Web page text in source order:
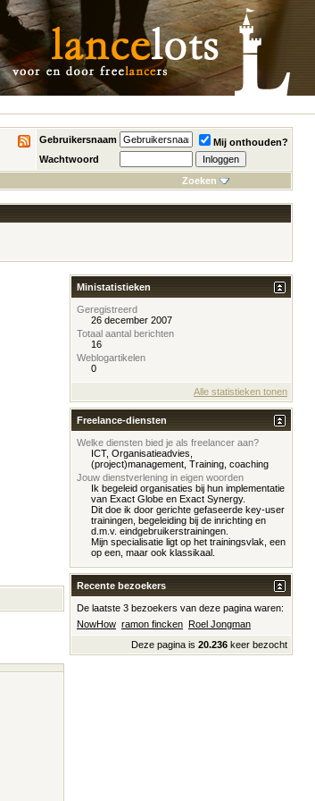
Gebruikersnaam
Mij onthouden?
Wachtwoord
Zoeken
Ministatistieken
Geregistreerd
26 december 2007
Totaal aantal berichten
16
Weblogartikelen
0
Alle statistieken tonen
Freelance-diensten
Welke diensten bied je als freelancer aan?
ICT, Organisatieadvies,
(project)management, Training, coaching
Jouw dienstverlening in eigen woorden
Ik begeleid organisaties bij hun implementatie
van Exact Globe en Exact Synergy.
Dit doe ik door gerichte gefaseerde key-user
trainingen, begeleiding bij de inrichting en
d.m.v. eindgebruikerstrainingen.
Mijn specialisatie ligt op het trainingsvlak, een
op een, maar ook klassikaal.
Recente bezoekers
De laatste 3 bezoekers van deze pagina waren:
NowHow ramon fincken Roel Jongman
Deze pagina is 20.236 keer bezocht